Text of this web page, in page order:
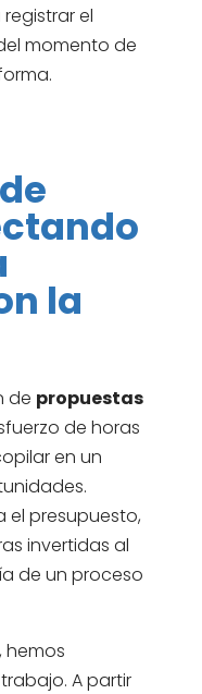
el
momento de
la
de propuestas
de horas
en un
presupuesto,
invertidas al
de un proceso
hemos
A partir